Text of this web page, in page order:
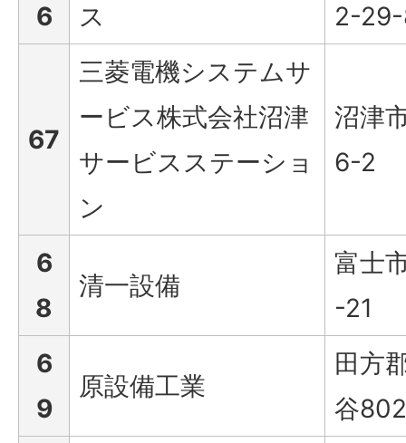
6
ス
2-
67
三菱電機システムサ
ービス株式会社沼津
サービスステーショ
ン
沼津
6-2
6
8
清一設備
富士
-21
6
9
原設備工業
田方
谷